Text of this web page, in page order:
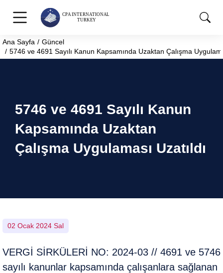
You are here:
Ana Sayfa
Güncel
5746 ve 4691 Sayılı Kanun Kapsamında Uzaktan Çalışma
5746 ve 4691 Sayılı Kanun
Kapsamında Uzaktan
Çalışma Uygulaması Uzatıldı
02 Ocak 2024 Sal
VERGİ SİRKÜLERİ NO: 2024-03 // 4691 ve 5746
sayılı kanunlar kapsamında çalışanlara sağlanan